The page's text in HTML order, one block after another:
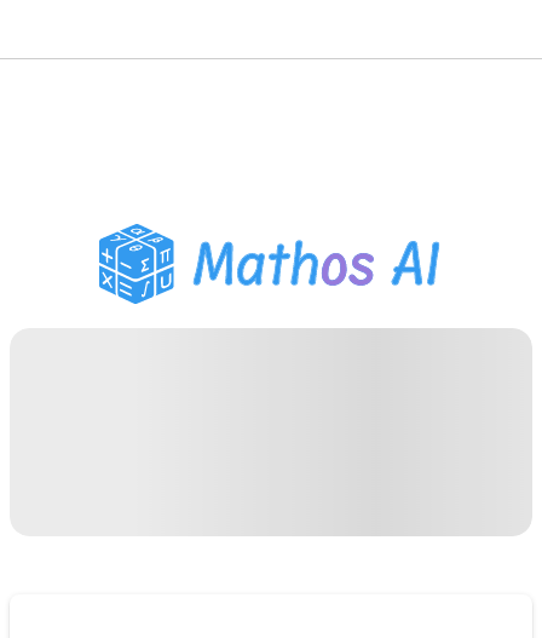
PDF Ödev Yardımcısı
Çalışma Araçları